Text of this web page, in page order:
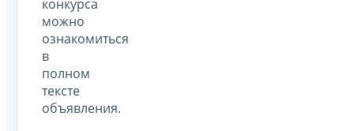
конкурса
можно
ознакомиться
в
полном
тексте
объявления.